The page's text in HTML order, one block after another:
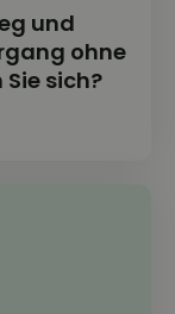
und
ohne
sich?